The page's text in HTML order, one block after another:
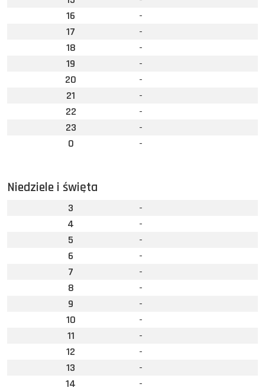
16
-
17
-
18
-
19
-
20
-
21
-
22
-
23
-
0
-
Niedziele i święta
3
-
4
-
5
-
6
-
7
-
8
-
9
-
10
-
11
-
12
-
13
-
14
-